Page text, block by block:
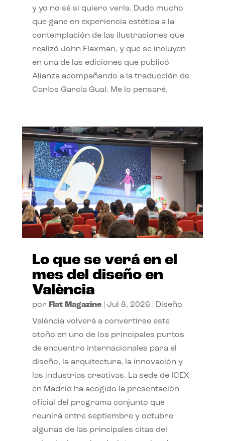
y yo no sé si quiero verla. Dudo mucho
que gane en experiencia estética a la
contemplación de las ilustraciones que
realizó John Flaxman, y que se incluyen
en una de las ediciones que publicó
Alianza acompañando a la traducción de
Carlos García Gual. Me lo pensaré.
Lo que se verá en el
mes del diseño en
València
por Flat Magazine| Jul 8, 2026 Diseño
València volverá a convertirse este
otoño en uno de los principales puntos
de encuentro internacionales para el
diseño, la arquitectura, la innovación y
las industrias creativas. La sede de ICEX
en Madrid ha acogido la presentación
oficial del programa conjunto que
reunirá entre septiembre y octubre
algunas de las principales citas del